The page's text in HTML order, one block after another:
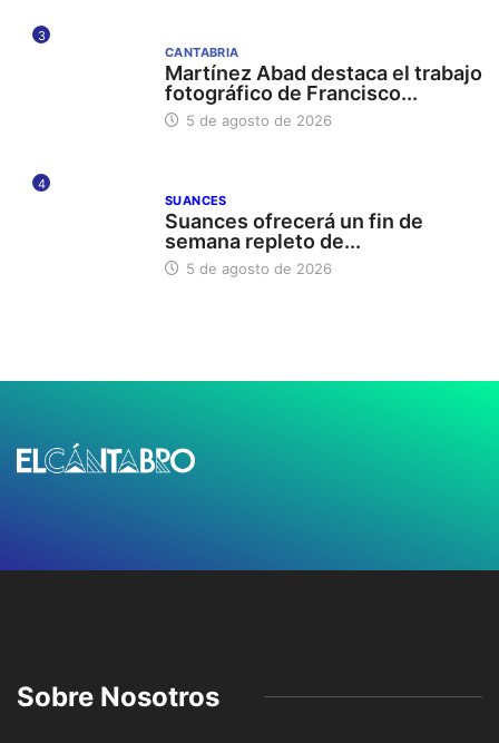
3
CANTABRIA
Martínez Abad destaca el trabajo
fotográfico de Francisco...
5 de agosto de 2026
4
SUANCES
Suances ofrecerá un fin de
semana repleto de...
5 de agosto de 2026
Sobre Nosotros